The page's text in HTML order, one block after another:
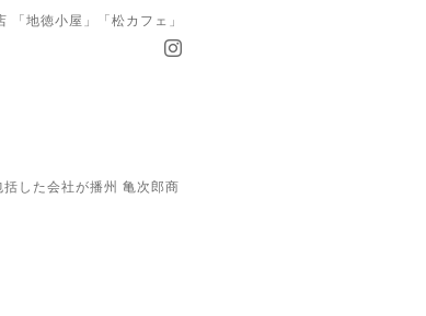
「地徳小屋」「松カフェ」
した会社が播州 亀次郎商